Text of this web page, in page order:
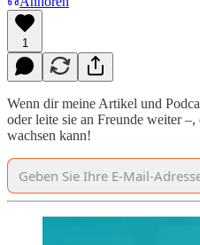
1
Wenn dir meine Artikel und
oder leite sie an Freunde weiter
wachsen kann!